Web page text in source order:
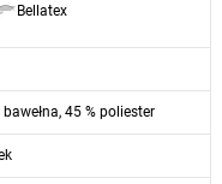
Bellatex
bawełna, 45 % poliester